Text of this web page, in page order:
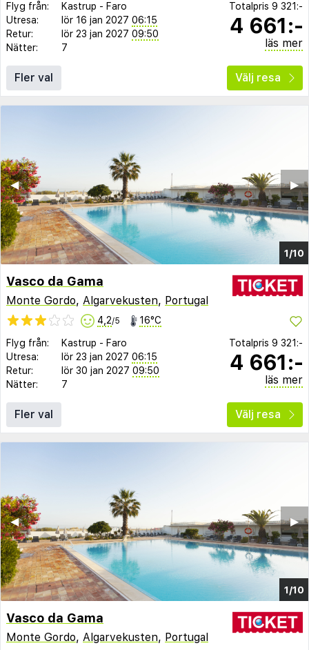
Flyg från: Kastrup - Faro
Utresa:
lör 16 jan 2027 06:15
Retur:
lör 23 jan 2027 09:50
Nätter:
7
Totalpris 9 321:-
4 661:-
läs mer
Fler val Välj resa
1/10
▶︎
◀︎
Vasco da Gama
Monte Gordo, Algarvekusten, Portugal
4,2/5 16°C
Flyg från: Kastrup - Faro
Utresa:
lör 23 jan 2027 06:15
Retur:
lör 30 jan 2027 09:50
Nätter:
7
Totalpris 9 321:-
4 661:-
läs mer
Fler val Välj resa
1/10
▶︎
◀︎
Vasco da Gama
Monte Gordo, Algarvekusten, Portugal